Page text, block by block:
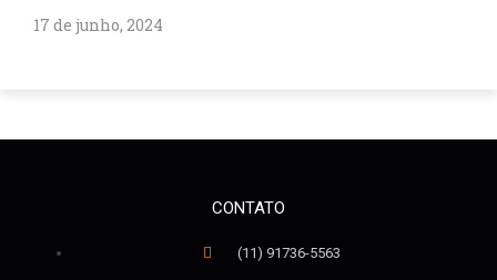
17 de junho, 2024
CONTATO
(11) 91736-5563